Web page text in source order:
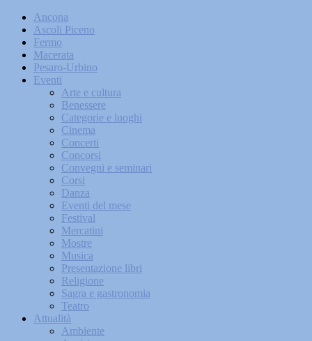
Ancona
Ascoli Piceno
Fermo
Macerata
Pesaro-Urbino
Eventi
Arte e cultura
Benessere
Categorie e luoghi
Cinema
Concerti
Concorsi
Convegni e seminari
Corsi
Danza
Eventi del mese
Festival
Mercatini
Mostre
Musica
Presentazione libri
Religione
Sagra e gastronomia
Teatro
Attualità
Ambiente